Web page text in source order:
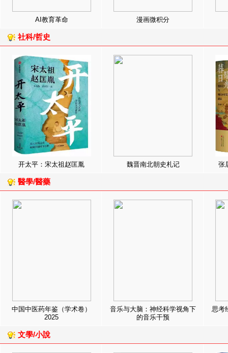
AI教育革命 漫画微积分
社科/哲史
开太平：宋太祖赵匡胤 魏晋南北朝史札记 张
醫學/醫藥
中国中医药年鉴（学术卷）
2025
音乐与大脑：神经科学视角下
的音乐干预
思考
文學/小說